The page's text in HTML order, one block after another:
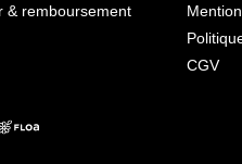
& remboursement
CGV